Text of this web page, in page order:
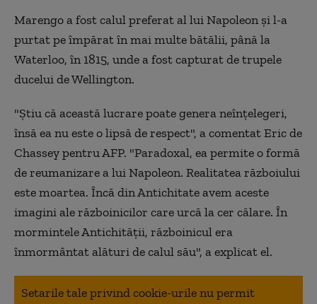
Marengo a fost calul preferat al lui Napoleon şi l-a
purtat pe împărat în mai multe bătălii, până la
Waterloo, în 1815, unde a fost capturat de trupele
ducelui de Wellington.
"Ştiu că această lucrare poate genera neînţelegeri,
însă ea nu este o lipsă de respect", a comentat Eric de
Chassey pentru AFP. "Paradoxal, ea permite o formă
de reumanizare a lui Napoleon. Realitatea războiului
este moartea. Încă din Antichitate avem aceste
imagini ale războinicilor care urcă la cer călare. În
mormintele Antichităţii, războinicul era
înmormântat alături de calul său", a explicat el.
Setarile tale privind cookie-urile nu permit